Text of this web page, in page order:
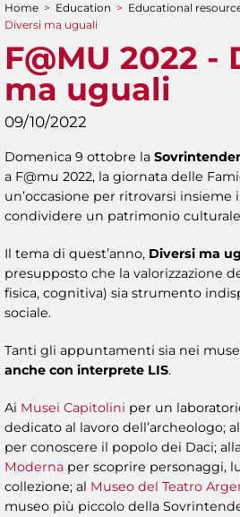
You are here
Home > Education > Educational
Diversi ma uguali
F@MU 2022 -
ma uguali
09/10/2022
Domenica 9 ottobre la
a F@mu 2022, la giornata delle
un’occasione per ritrovarsi insieme
condividere un patrimonio
Il tema di quest’anno, Diversi ma
presupposto che la valorizzazione
fisica, cognitiva) sia strumento
sociale.
Tanti gli appuntamenti sia nei
anche con interprete LIS.
Ai Musei Capitolini per un
dedicato al lavoro dell’archeologo;
per conoscere il popolo dei Daci; alla
Moderna per scoprire personaggi,
collezione; al Museo del Teatro
museo più piccolo della